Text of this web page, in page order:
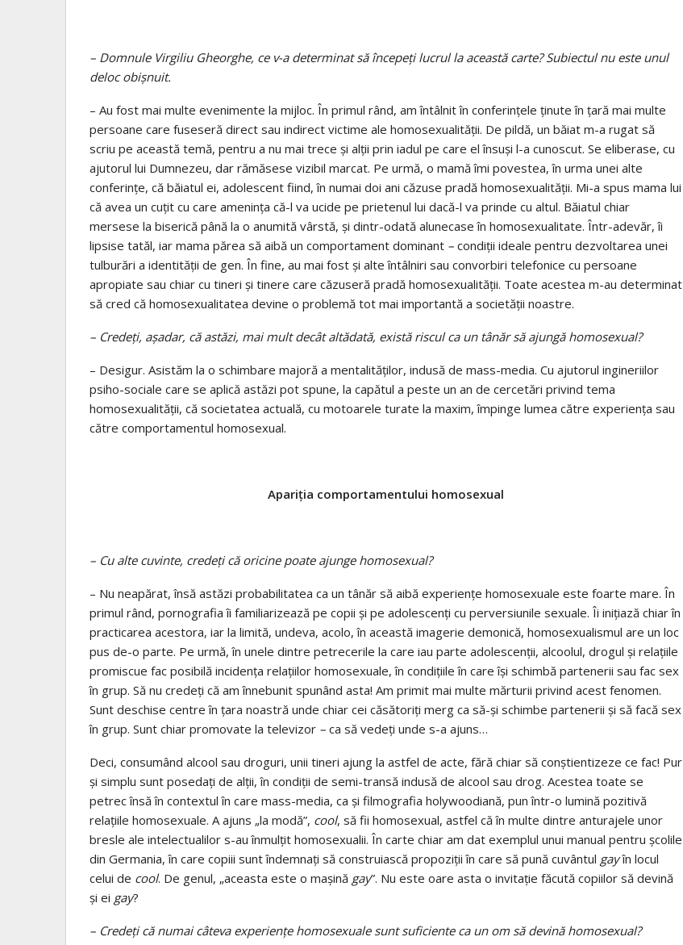
– Domnule Virgiliu Gheorghe, ce v-a determinat să începeţi lucrul la această carte? Subiectul nu este unul
deloc obişnuit.
– Au fost mai multe evenimente la mijloc. În primul rând, am întâlnit în conferinţele ţinute în ţară mai multe
persoane care fuseseră direct sau indirect victime ale homosexualităţii. De pildă, un băiat m-a rugat să
scriu pe această temă, pentru a nu mai trece şi alţii prin iadul pe care el însuşi l-a cunoscut. Se eliberase, cu
ajutorul lui Dumnezeu, dar rămăsese vizibil marcat. Pe urmă, o mamă îmi povestea, în urma unei alte
conferinţe, că băiatul ei, adolescent fiind, în numai doi ani căzuse pradă homosexualităţii. Mi-a spus mama lui
că avea un cuţit cu care ameninţa că-l va ucide pe prietenul lui dacă-l va prinde cu altul. Băiatul chiar
mersese la biserică până la o anumită vârstă, şi dintr-odată alunecase în homosexualitate. Într-adevăr, îi
lipsise tatăl, iar mama părea să aibă un comportament dominant – condiţii ideale pentru dezvoltarea unei
tulburări a identităţii de gen. În fine, au mai fost şi alte întâlniri sau convorbiri telefonice cu persoane
apropiate sau chiar cu tineri şi tinere care căzuseră pradă homosexualităţii. Toate acestea m-au determinat
să cred că homosexualitatea devine o problemă tot mai importantă a societăţii noastre.
– Credeţi, aşadar, că astăzi, mai mult decât altădată, există riscul ca un tânăr să ajungă homosexual?
– Desigur. Asistăm la o schimbare majoră a mentalităţilor, indusă de mass-media. Cu ajutorul ingineriilor
psiho-sociale care se aplică astăzi pot spune, la capătul a peste un an de cercetări privind tema
homosexualităţii, că societatea actuală, cu motoarele turate la maxim, împinge lumea către experienţa sau
către comportamentul homosexual.
Apariţia comportamentului homosexual
– Cu alte cuvinte, credeţi că oricine poate ajunge homosexual?
– Nu neapărat, însă astăzi probabilitatea ca un tânăr să aibă experienţe homosexuale este foarte mare. În
primul rând, pornografia îi familiarizează pe copii şi pe adolescenţi cu perversiunile sexuale. Îi iniţiază chiar în
practicarea acestora, iar la limită, undeva, acolo, în această imagerie demonică, homosexualismul are un loc
pus de-o parte. Pe urmă, în unele dintre petrecerile la care iau parte adolescenţii, alcoolul, drogul şi relaţiile
promiscue fac posibilă incidenţa relaţiilor homosexuale, în condiţiile în care îşi schimbă partenerii sau fac sex
în grup. Să nu credeţi că am înnebunit spunând asta! Am primit mai multe mărturii privind acest fenomen.
Sunt deschise centre în ţara noastră unde chiar cei căsătoriţi merg ca să-şi schimbe partenerii şi să facă sex
în grup. Sunt chiar promovate la televizor – ca să vedeţi unde s-a ajuns…
Deci, consumând alcool sau droguri, unii tineri ajung la astfel de acte, fără chiar să conştientizeze ce fac! Pur
şi simplu sunt posedaţi de alţii, în condiţii de semi-transă indusă de alcool sau drog. Acestea toate se
petrec însă în contextul în care mass-media, ca și filmografia holywoodiană, pun într-o lumină pozitivă
relaţiile homosexuale. A ajuns „la modă”, cool, să fii homosexual, astfel că în multe dintre anturajele unor
bresle ale intelectualilor s-au înmulţit homosexualii. În carte chiar am dat exemplul unui manual pentru şcolile
din Germania, în care copiii sunt îndemnaţi să construiască propoziţii în care să pună cuvântul gayîn locul
celui de cool. De genul, „aceasta este o maşină gay”. Nu este oare asta o invitaţie făcută copiilor să devină
şi ei gay?
– Credeţi că numai câteva experienţe homosexuale sunt suficiente ca un om să devină homosexual?